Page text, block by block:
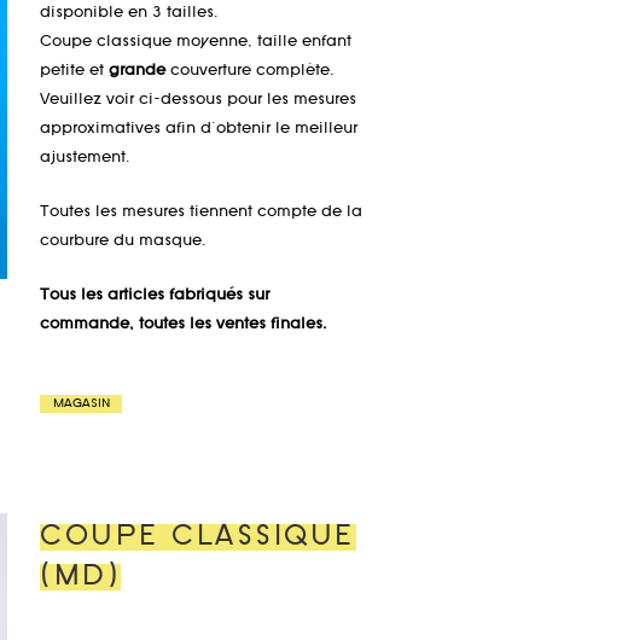
disponible en 3 tailles.
Coupe classique moyenne, taille enfant
petite et grandecouverture complète.
Veuillez voir ci-dessous pour les mesures
approximatives afin d'obtenir le meilleur
ajustement.
Toutes les mesures tiennent compte de la
courbure du masque.
Tous les articles fabriqués sur
commande, toutes les ventes finales.
MAGASIN
COUPE CLASSIQUE
(MD)